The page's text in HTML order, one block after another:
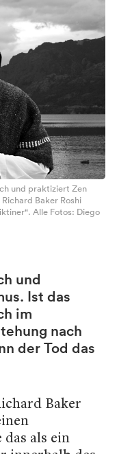
und praktiziert Zen
Baker Roshi
Alle Fotos: Diego
und
Ist das
im
nach
der Tod das
Baker
als ein